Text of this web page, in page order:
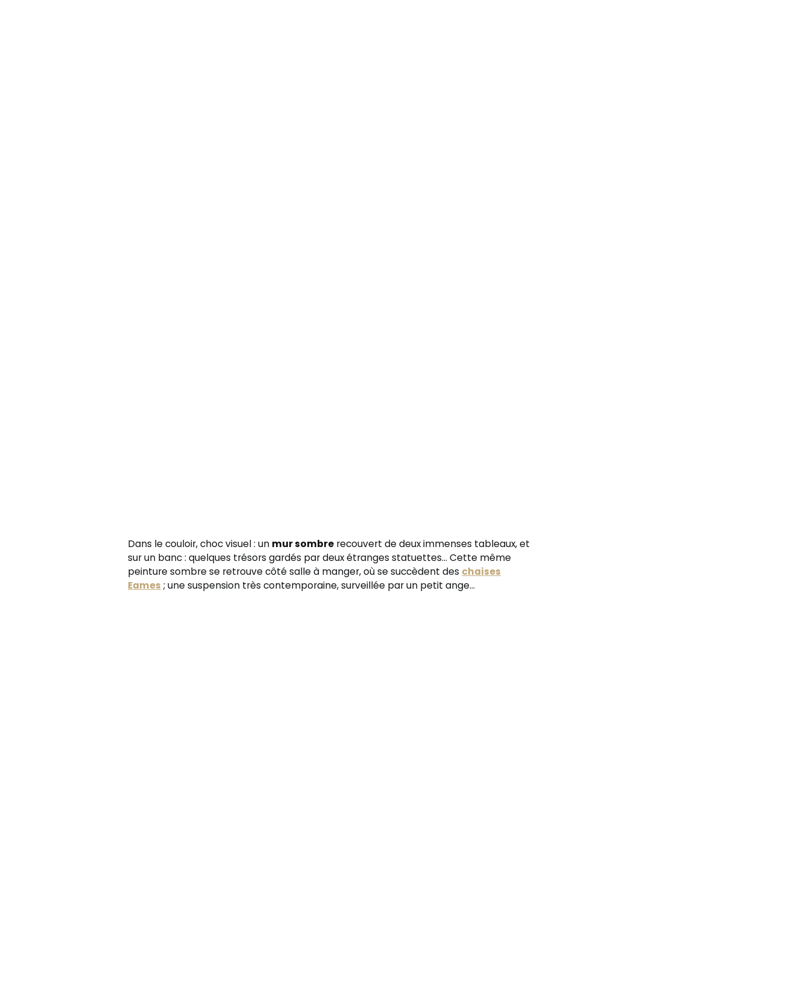
Dans le couloir, choc visuel : un mur sombre recouvert de deux immenses tableaux, et
sur un banc : quelques trésors gardés par deux étranges statuettes… Cette même
peinture sombre se retrouve côté salle à manger, où se succèdent des chaises
Eames ; une suspension très contemporaine, surveillée par un petit ange…